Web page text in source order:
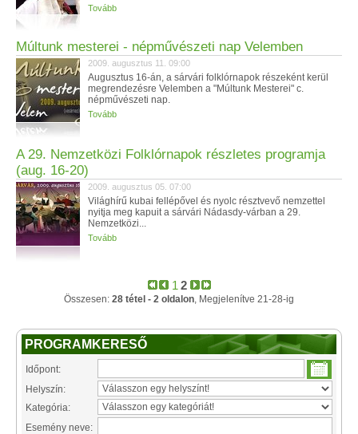
Tovább
Múltunk mesterei - népművészeti nap Velemben
2009. augusztus 11. 09:00
Augusztus 16-án, a sárvári folklórnapok részeként kerül
megrendezésre Velemben a "Múltunk Mesterei" c.
népművészeti nap.
Tovább
A 29. Nemzetközi Folklórnapok részletes programja
(aug. 16-20)
2009. augusztus 05. 07:00
Világhírű kubai fellépővel és nyolc résztvevő nemzettel
nyitja meg kapuit a sárvári Nádasdy-várban a 29.
Nemzetközi...
Tovább
1 2
Összesen: 28 tétel - 2 oldalon, Megjelenítve 21-28-ig
PROGRAMKERESŐ
Időpont:
Helyszín:
Kategória:
Esemény neve: